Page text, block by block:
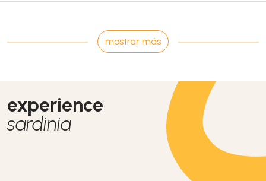
mostrar más
experience
sardinia